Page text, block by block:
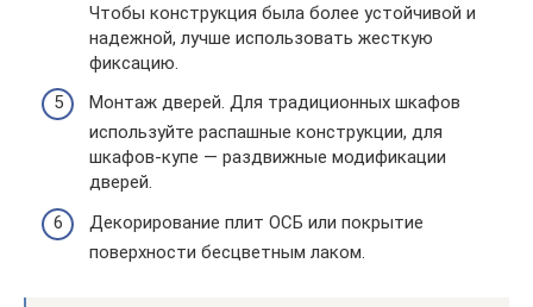
Чтобы конструкция была более устойчивой и
надежной, лучше использовать жесткую
фиксацию.
Монтаж дверей. Для традиционных шкафов
используйте распашные конструкции, для
шкафов-купе — раздвижные модификации
дверей.
Декорирование плит ОСБ или покрытие
поверхности бесцветным лаком.